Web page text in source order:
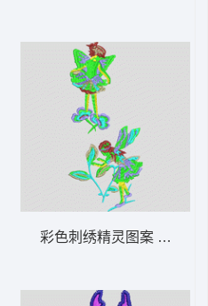
彩色刺绣精灵图案 花仙子